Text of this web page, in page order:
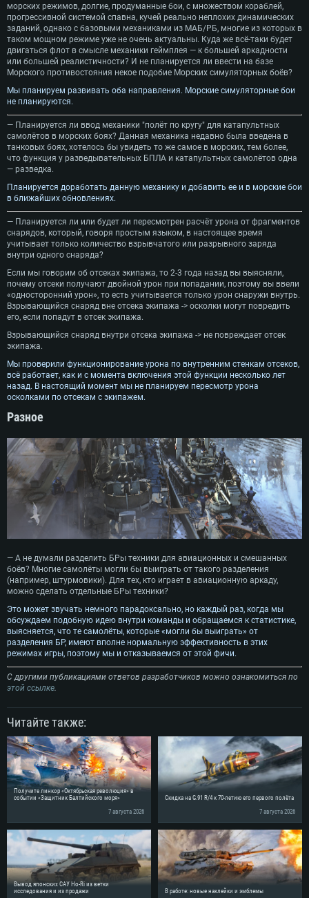
морских режимов, долгие, продуманные бои, с множеством кораблей,
прогрессивной системой спавна, кучей реально неплохих динамических
заданий, однако с базовыми механиками из МАБ/РБ, многие из которых в
таком мощном режиме уже не очень актуальны. Куда же всё-таки будет
двигаться флот в смысле механики геймплея — к большей аркадности
или большей реалистичности? И не планируется ли ввести на базе
Морского противостояния некое подобие Морских симуляторных боёв?
Мы планируем развивать оба направления. Морские симуляторные бои
не планируются.
— Планируется ли ввод механики "полёт по кругу" для катапультных
самолётов в морских боях? Данная механика недавно была введена в
танковых боях, хотелось бы увидеть то же самое в морских, тем более,
что функция у разведывательных БПЛА и катапультных самолётов одна
— разведка.
Планируется доработать данную механику и добавить ее и в морские бои
в ближайших обновлениях.
— Планируется ли или будет ли пересмотрен расчёт урона от фрагментов
снарядов, который, говоря простым языком, в настоящее время
учитывает только количество взрывчатого или разрывного заряда
внутри одного снаряда?
Если мы говорим об отсеках экипажа, то 2-3 года назад вы выясняли,
почему отсеки получают двойной урон при попадании, поэтому вы ввели
«односторонний урон», то есть учитывается только урон снаружи внутрь.
Взрывающийся снаряд вне отсека экипажа -> осколки могут повредить
его, если попадут в отсек экипажа.
Взрывающийся снаряд внутри отсека экипажа -> не повреждает отсек
экипажа.
Мы проверили функционирование урона по внутренним стенкам отсеков,
всё работает, как и с момента включения этой функции несколько лет
назад. В настоящий момент мы не планируем пересмотр урона
осколками по отсекам с экипажем.
Разное
— А не думали разделить БРы техники для авиационных и смешанных
боёв? Многие самолёты могли бы выиграть от такого разделения
(например, штурмовики). Для тех, кто играет в авиационную аркаду,
можно сделать отдельные БРы техники?
Это может звучать немного парадоксально, но каждый раз, когда мы
обсуждаем подобную идею внутри команды и обращаемся к статистике,
выясняется, что те самолёты, которые «могли бы выиграть» от
разделения БР, имеют вполне нормальную эффективность в этих
режимах игры, поэтому мы и отказываемся от этой фичи.
С другими публикациями ответов разработчиков можно ознакомиться по
этой ссылке.
Читайте также:
Получите линкор «Октябрьская революция» в
событии «Защитник Балтийского моря»
7 августа 2026
Скидка на G.91 R/4 к 70-летию его первого полёта
7 августа 2026
Вывод японских САУ Ho-Ri из ветки
исследования и из продажи
В работе: новые наклейки и эмблемы